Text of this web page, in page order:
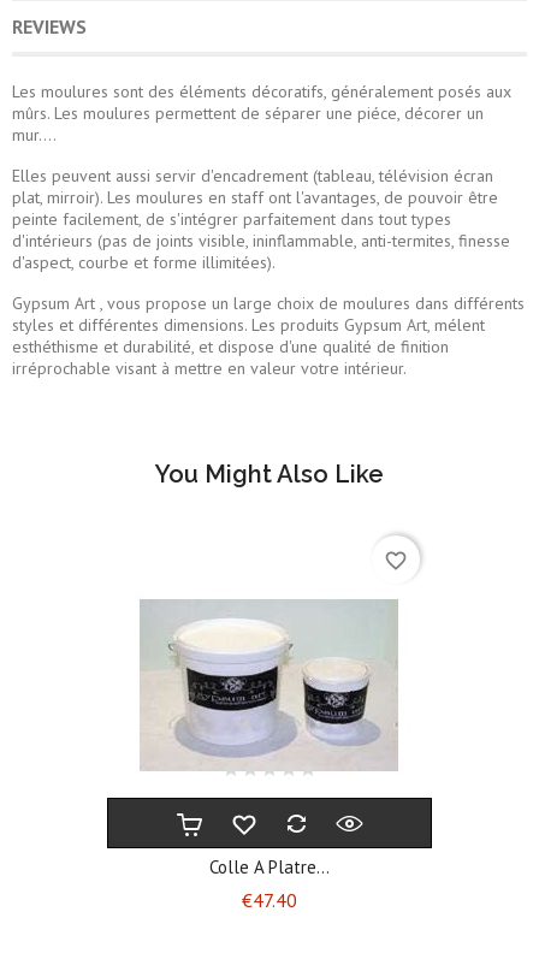
REVIEWS
Les moulures sont des éléments décoratifs, généralement posés aux
mûrs. Les moulures permettent de séparer une piéce, décorer un
mur....
Elles peuvent aussi servir d'encadrement (tableau, télévision écran
plat, mirroir). Les moulures en staff ont l'avantages, de pouvoir être
peinte facilement, de s'intégrer parfaitement dans tout types
d'intérieurs (pas de joints visible, ininflammable, anti-termites, finesse
d'aspect, courbe et forme illimitées).
Gypsum Art , vous propose un large choix de moulures dans différents
styles et différentes dimensions. Les produits Gypsum Art, mélent
esthéthisme et durabilité, et dispose d'une qualité de finition
irréprochable visant à mettre en valeur votre intérieur.
You Might Also Like
Colle A Platre...
€47.40
favorite_border